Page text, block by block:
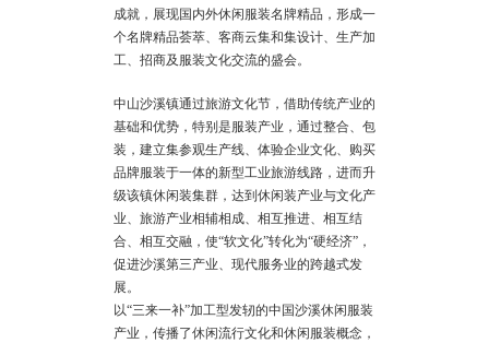
成就，展现国内外休闲服装名牌精品，形成一
个名牌精品荟萃、客商云集和集设计、生产加
工、招商及服装文化交流的盛会。
中山沙溪镇通过旅游文化节，借助传统产业的
基础和优势，特别是服装产业，通过整合、包
装，建立集参观生产线、体验企业文化、购买
品牌服装于一体的新型工业旅游线路，进而升
级该镇休闲装集群，达到休闲装产业与文化产
业、旅游产业相辅相成、相互推进、相互结
合、相互交融，使“软文化”转化为“硬经济”，
促进沙溪第三产业、现代服务业的跨越式发
展。
以“三来一补”加工型发轫的中国沙溪休闲服装
产业，传播了休闲流行文化和休闲服装概念，